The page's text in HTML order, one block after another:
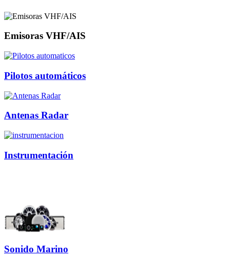
Emisoras VHF/AIS
Pilotos automáticos
Antenas Radar
Instrumentación
Sonido Marino